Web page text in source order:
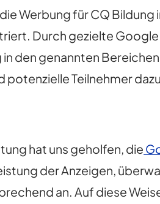
Werbung für CQ
Durch gezielte
den genannten
Teilnehmer
hat uns geholfen, die
der Anzeigen,
an. Auf diese